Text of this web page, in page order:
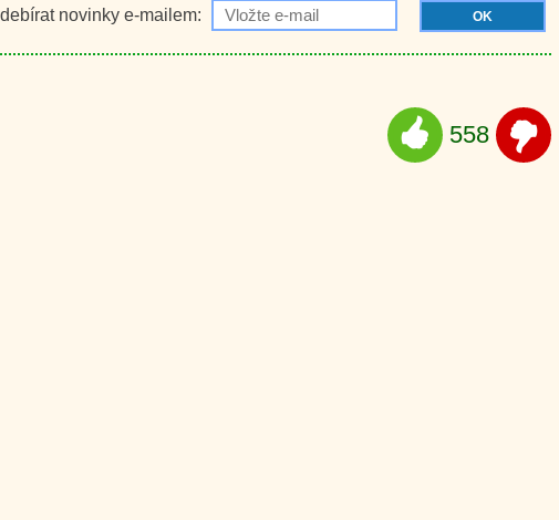
novinky e-mailem: OK
558